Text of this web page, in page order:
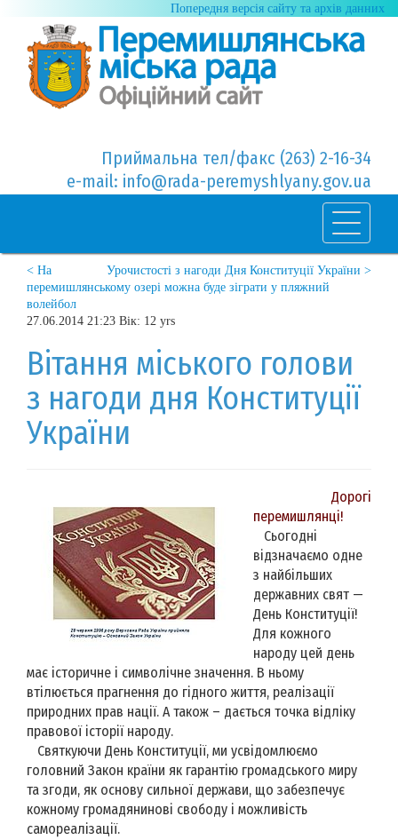
Попередня версія сайту та архів данних
Приймальна тел/факс (263) 2-16-34
e-mail: info@rada-peremyshlyany.gov.ua
Урочистості з нагоди Дня Конституції України >
< На
перемишлянському озері можна буде зіграти у пляжний
волейбол
27.06.2014 21:23 Вік: 12 yrs
Вітання міського голови
з нагоди дня Конституції
України
Дорогі
перемишлянці!
Сьогодні
відзначаємо одне
з найбільших
державних свят —
День Конституції!
Для кожного
народу цей день
має історичне і символічне значення. В ньому
втілюється прагнення до гідного життя, реалізації
природних прав нації. А також – дається точка відліку
правової історії народу.
Святкуючи День Конституції, ми усвідомлюємо
головний Закон країни як гарантію громадського миру
та згоди, як основу сильної держави, що забезпечує
кожному громадянинові свободу і можливість
самореалізації.